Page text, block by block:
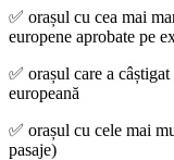
✅ orașul cu cea mai
europene aprobate pe
✅ orașul care a
europeană
✅ orașul cu cele mai
pasaje)